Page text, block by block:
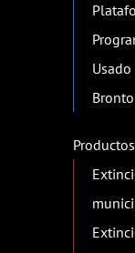
Usado
Productos